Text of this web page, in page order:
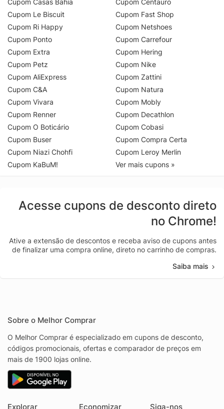
Cupom Casas Bahia
Cupom Le Biscuit
Cupom Ri Happy
Cupom Ponto
Cupom Extra
Cupom Petz
Cupom AliExpress
Cupom C&A
Cupom Vivara
Cupom Renner
Cupom O Boticário
Cupom Buser
Cupom Niazi Chohfi
Cupom KaBuM!
Cupom Centauro
Cupom Fast Shop
Cupom Netshoes
Cupom Carrefour
Cupom Hering
Cupom Nike
Cupom Zattini
Cupom Natura
Cupom Mobly
Cupom Decathlon
Cupom Cobasi
Cupom Compra Certa
Cupom Leroy Merlin
Ver mais cupons »
Acesse cupons de desconto direto
no Chrome!
Ative a extensão de descontos e receba aviso de cupons antes
de finalizar uma compra online, direto no carrinho de compras.
Saiba mais
Sobre o Melhor Comprar
O Melhor Comprar é especializado em cupons de desconto,
códigos promocionais, ofertas e comparador de preços em
mais de 1900 lojas online.
Explorar Economizar Siga-nos